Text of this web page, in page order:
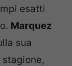
esatti
Marquez
sua
stagione,